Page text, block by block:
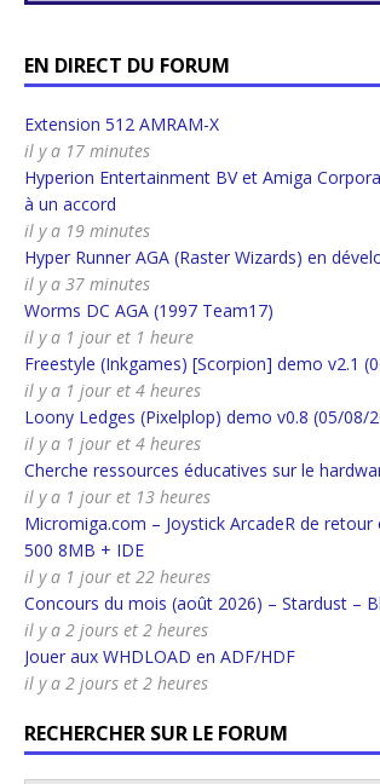
EN DIRECT DU FORUM
Extension 512 AMRAM-X
il y a 17 minutes
Hyperion Entertainment BV et Amiga
à un accord
il y a 19 minutes
Hyper Runner AGA (Raster Wizards) en
il y a 37 minutes
Worms DC AGA (1997 Team17)
il y a 1 jour et 1 heure
Freestyle (Inkgames) [Scorpion] demo v2.1
il y a 1 jour et 4 heures
Loony Ledges (Pixelplop) demo v0.8 (05/08/
il y a 1 jour et 4 heures
Cherche ressources éducatives sur le
il y a 1 jour et 13 heures
Micromiga.com – Joystick ArcadeR de
500 8MB + IDE
il y a 1 jour et 22 heures
Concours du mois (août 2026) – Stardust –
il y a 2 jours et 2 heures
Jouer aux WHDLOAD en ADF/HDF
il y a 2 jours et 2 heures
RECHERCHER SUR LE FORUM